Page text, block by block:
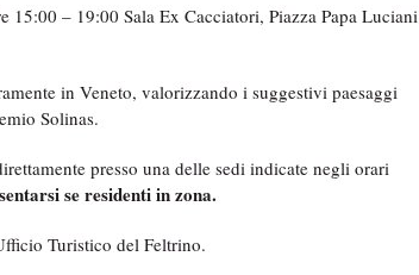
15:00 – 19:00 Sala Ex Cacciatori, Piazza Papa Luciani
in Veneto, valorizzando i suggestivi paesaggi
Solinas.
presso una delle sedi indicate negli orari
se residenti in zona.
Turistico del Feltrino.